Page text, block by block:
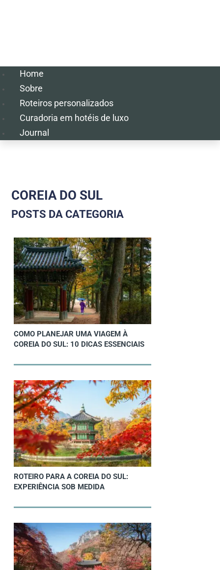
Home
Sobre
Roteiros personalizados
Curadoria em hotéis de luxo
Journal
COREIA DO SUL
POSTS DA CATEGORIA
COMO PLANEJAR UMA VIAGEM À
COREIA DO SUL: 10 DICAS ESSENCIAIS
ROTEIRO PARA A COREIA DO SUL:
EXPERIÊNCIA SOB MEDIDA